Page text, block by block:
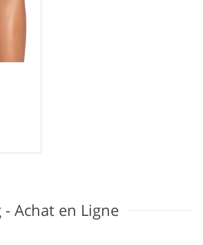
Achat en Ligne